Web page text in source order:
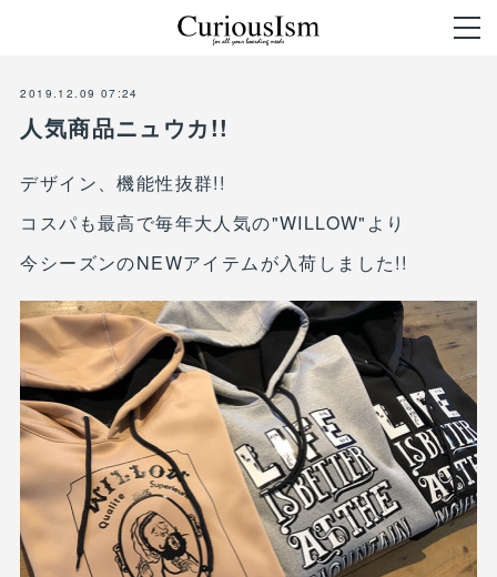
2019.12.09 07:24
人気商品ニュウカ!!
デザイン、機能性抜群!!
コスパも最高で毎年大人気の"WILLOW"より
今シーズンのNEWアイテムが入荷しました!!